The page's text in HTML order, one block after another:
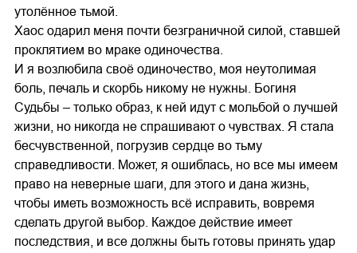
утолённое тьмой.
Хаос одарил меня почти безграничной силой, ставшей
проклятием во мраке одиночества.
И я возлюбила своё одиночество, моя неутолимая
боль, печаль и скорбь никому не нужны. Богиня
Судьбы – только образ, к ней идут с мольбой о лучшей
жизни, но никогда не спрашивают о чувствах. Я стала
бесчувственной, погрузив сердце во тьму
справедливости. Может, я ошиблась, но все мы имеем
право на неверные шаги, для этого и дана жизнь,
чтобы иметь возможность всё исправить, вовремя
сделать другой выбор. Каждое действие имеет
последствия, и все должны быть готовы принять удар